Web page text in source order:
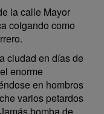
la calle Mayor
colgando como
ciudad en días de
enorme
en hombros
varios petardos